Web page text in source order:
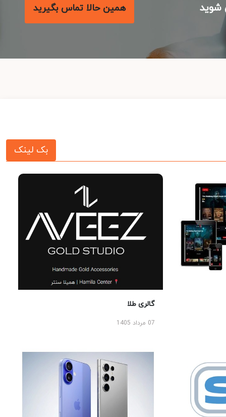
همین حالا تماس بگیرید
بک لینک
گالری طلا
07 مرداد 1405